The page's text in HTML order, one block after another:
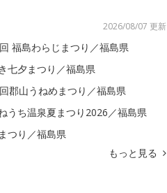
2026/08/07 更新
福島わらじまつり／福島県
七夕まつり／福島県
郡山うねめまつり／福島県
うち温泉夏まつり2026／福島県
つり／福島県
もっと見る